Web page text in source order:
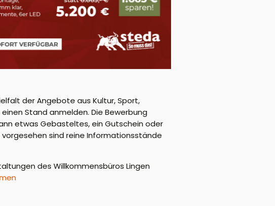
der Angebote aus Kultur, Sport,
Stand anmelden. Die Bewerbung
etwas Gebasteltes, ein Gutschein oder
sind reine Informationsstände
des Willkommensbüros Lingen